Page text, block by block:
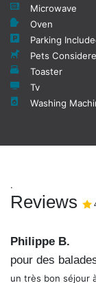
Microwave
Oven
Parking
Pets
Toaster
Tv
Washing
.
Reviews
Philippe B.
pour des
un très bon séjour